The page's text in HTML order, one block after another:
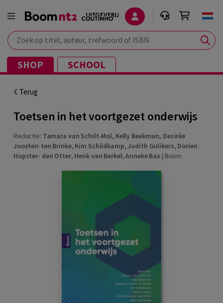
Zoek op titel, auteur, trefwoord of ISBN
SHOP SCHOOL
Terug
Toetsen in het voortgezet onderwijs
Redactie: Tamara van Schilt-Mol, Kelly Beekman, Desirée
Joosten-ten Brinke, Kim Schildkamp,Judith Gulikers, Dorien
Hopster- den Otter, Henk van Berkel,Anneke Bax | Boom